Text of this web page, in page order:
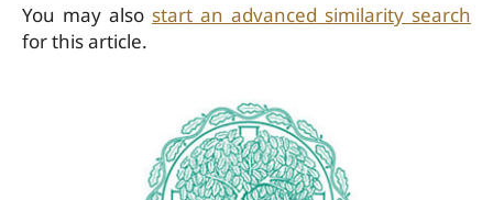
You may also start an advanced similarity search
for this article.